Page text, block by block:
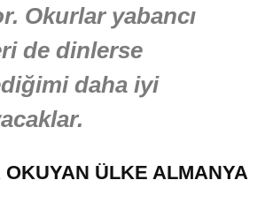
Okurlar yabancı
de dinlerse
daha iyi
OKUYAN ÜLKE ALMANYA